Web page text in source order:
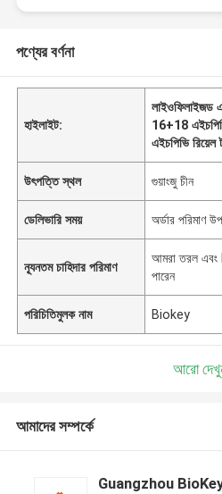
পণ্যের বর্ণনা
হাইলাইট:
লাইওফিলাইজড
16+18
এইচপিভি রিয়েল
উৎপত্তি স্থল গুয়াংজু চীন
ডেলিভারি সময় অর্ডার পরিমাণ
ন্যূনতম চাহিদার পরিমাণ
আমরা তরল এবং
পারেন
পরিচিতিমুলক নাম Biokey
আরো
আমাদের সম্পর্কে
Guangzhou